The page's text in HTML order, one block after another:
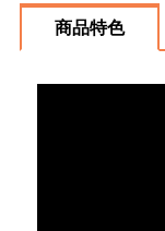
商品特色